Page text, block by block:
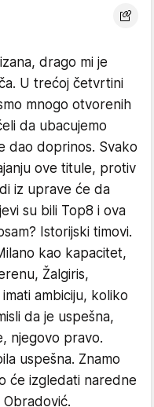
drago mi je
U trećoj četvrtini
mnogo otvorenih
da ubacujemo
dao doprinos. Svako
ove titule, protiv
iz uprave će da
su bili Top8 i ova
Istorijski timovi.
kao kapacitet,
Žalgiris,
ambiciju, koliko
da je uspešna,
njegovo pravo.
uspešna. Znamo
će izgledati naredne
Obradović.